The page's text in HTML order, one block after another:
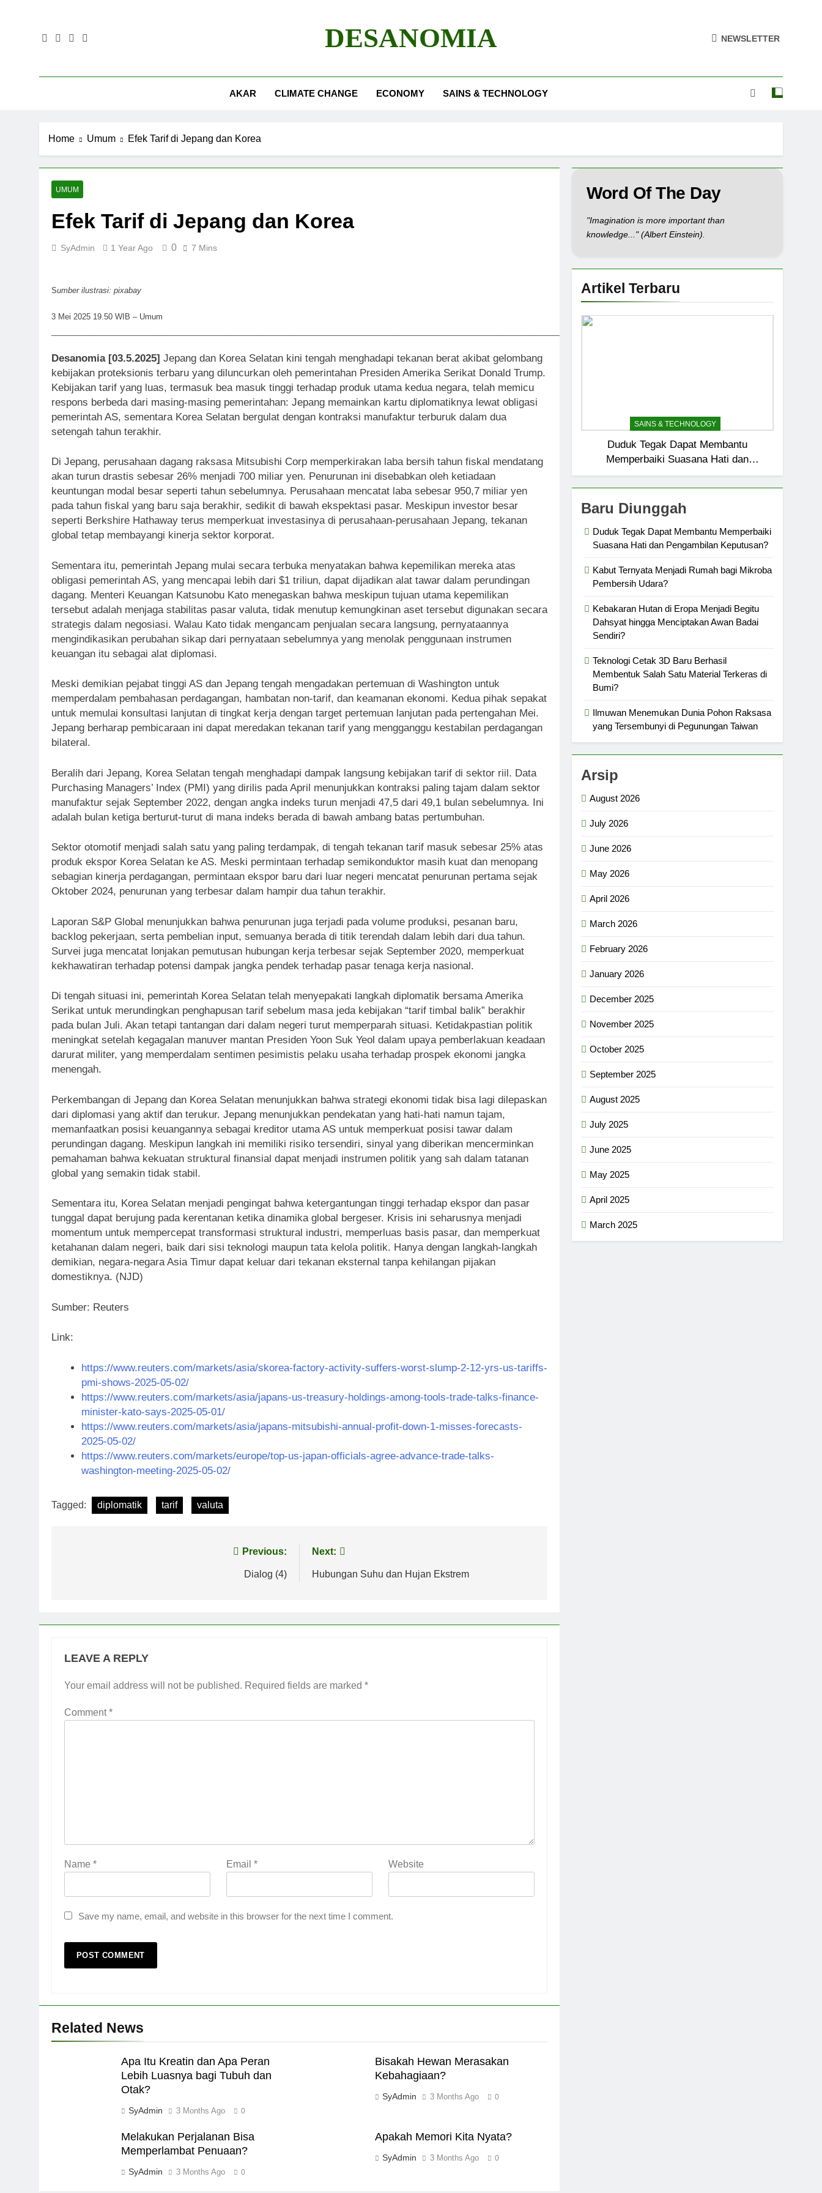
DESANOMIA NEWSLETTER
AKAR CLIMATE CHANGE ECONOMY SAINS & TECHNOLOGY
Home Umum Efek Tarif di Jepang dan Korea
UMUM
Efek Tarif di Jepang dan Korea
SyAdmin 1 Year Ago 0 7 Mins
Sumber ilustrasi: pixabay
3 Mei 2025 19.50 WIB – Umum
Desanomia [03.5.2025] Jepang dan Korea Selatan kini tengah menghadapi tekanan berat akibat gelombang
kebijakan proteksionis terbaru yang diluncurkan oleh pemerintahan Presiden Amerika Serikat Donald Trump.
Kebijakan tarif yang luas, termasuk bea masuk tinggi terhadap produk utama kedua negara, telah memicu
respons berbeda dari masing-masing pemerintahan: Jepang memainkan kartu diplomatiknya lewat obligasi
pemerintah AS, sementara Korea Selatan bergulat dengan kontraksi manufaktur terburuk dalam dua
setengah tahun terakhir.
Di Jepang, perusahaan dagang raksasa Mitsubishi Corp memperkirakan laba bersih tahun fiskal mendatang
akan turun drastis sebesar 26% menjadi 700 miliar yen. Penurunan ini disebabkan oleh ketiadaan
keuntungan modal besar seperti tahun sebelumnya. Perusahaan mencatat laba sebesar 950,7 miliar yen
pada tahun fiskal yang baru saja berakhir, sedikit di bawah ekspektasi pasar. Meskipun investor besar
seperti Berkshire Hathaway terus memperkuat investasinya di perusahaan-perusahaan Jepang, tekanan
global tetap membayangi kinerja sektor korporat.
Sementara itu, pemerintah Jepang mulai secara terbuka menyatakan bahwa kepemilikan mereka atas
obligasi pemerintah AS, yang mencapai lebih dari $1 triliun, dapat dijadikan alat tawar dalam perundingan
dagang. Menteri Keuangan Katsunobu Kato menegaskan bahwa meskipun tujuan utama kepemilikan
tersebut adalah menjaga stabilitas pasar valuta, tidak menutup kemungkinan aset tersebut digunakan secara
strategis dalam negosiasi. Walau Kato tidak mengancam penjualan secara langsung, pernyataannya
mengindikasikan perubahan sikap dari pernyataan sebelumnya yang menolak penggunaan instrumen
keuangan itu sebagai alat diplomasi.
Meski demikian pejabat tinggi AS dan Jepang tengah mengadakan pertemuan di Washington untuk
memperdalam pembahasan perdagangan, hambatan non-tarif, dan keamanan ekonomi. Kedua pihak sepakat
untuk memulai konsultasi lanjutan di tingkat kerja dengan target pertemuan lanjutan pada pertengahan Mei.
Jepang berharap pembicaraan ini dapat meredakan tekanan tarif yang mengganggu kestabilan perdagangan
bilateral.
Beralih dari Jepang, Korea Selatan tengah menghadapi dampak langsung kebijakan tarif di sektor riil. Data
Purchasing Managers’ Index (PMI) yang dirilis pada April menunjukkan kontraksi paling tajam dalam sektor
manufaktur sejak September 2022, dengan angka indeks turun menjadi 47,5 dari 49,1 bulan sebelumnya. Ini
adalah bulan ketiga berturut-turut di mana indeks berada di bawah ambang batas pertumbuhan.
Sektor otomotif menjadi salah satu yang paling terdampak, di tengah tekanan tarif masuk sebesar 25% atas
produk ekspor Korea Selatan ke AS. Meski permintaan terhadap semikonduktor masih kuat dan menopang
sebagian kinerja perdagangan, permintaan ekspor baru dari luar negeri mencatat penurunan pertama sejak
Oktober 2024, penurunan yang terbesar dalam hampir dua tahun terakhir.
Laporan S&P Global menunjukkan bahwa penurunan juga terjadi pada volume produksi, pesanan baru,
backlog pekerjaan, serta pembelian input, semuanya berada di titik terendah dalam lebih dari dua tahun.
Survei juga mencatat lonjakan pemutusan hubungan kerja terbesar sejak September 2020, memperkuat
kekhawatiran terhadap potensi dampak jangka pendek terhadap pasar tenaga kerja nasional.
Di tengah situasi ini, pemerintah Korea Selatan telah menyepakati langkah diplomatik bersama Amerika
Serikat untuk merundingkan penghapusan tarif sebelum masa jeda kebijakan “tarif timbal balik” berakhir
pada bulan Juli. Akan tetapi tantangan dari dalam negeri turut memperparah situasi. Ketidakpastian politik
meningkat setelah kegagalan manuver mantan Presiden Yoon Suk Yeol dalam upaya pemberlakuan keadaan
darurat militer, yang memperdalam sentimen pesimistis pelaku usaha terhadap prospek ekonomi jangka
menengah.
Perkembangan di Jepang dan Korea Selatan menunjukkan bahwa strategi ekonomi tidak bisa lagi dilepaskan
dari diplomasi yang aktif dan terukur. Jepang menunjukkan pendekatan yang hati-hati namun tajam,
memanfaatkan posisi keuangannya sebagai kreditor utama AS untuk memperkuat posisi tawar dalam
perundingan dagang. Meskipun langkah ini memiliki risiko tersendiri, sinyal yang diberikan mencerminkan
pemahaman bahwa kekuatan struktural finansial dapat menjadi instrumen politik yang sah dalam tatanan
global yang semakin tidak stabil.
Sementara itu, Korea Selatan menjadi pengingat bahwa ketergantungan tinggi terhadap ekspor dan pasar
tunggal dapat berujung pada kerentanan ketika dinamika global bergeser. Krisis ini seharusnya menjadi
momentum untuk mempercepat transformasi struktural industri, memperluas basis pasar, dan memperkuat
ketahanan dalam negeri, baik dari sisi teknologi maupun tata kelola politik. Hanya dengan langkah-langkah
demikian, negara-negara Asia Timur dapat keluar dari tekanan eksternal tanpa kehilangan pijakan
domestiknya. (NJD)
Sumber: Reuters
Link:
https://www.reuters.com/markets/asia/skorea-factory-activity-suffers-worst-slump-2-12-yrs-us-tariffs-
pmi-shows-2025-05-02/
https://www.reuters.com/markets/asia/japans-us-treasury-holdings-among-tools-trade-talks-finance-
minister-kato-says-2025-05-01/
https://www.reuters.com/markets/asia/japans-mitsubishi-annual-profit-down-1-misses-forecasts-
2025-05-02/
https://www.reuters.com/markets/europe/top-us-japan-officials-agree-advance-trade-talks-
washington-meeting-2025-05-02/
Tagged: diplomatik tarif valuta
Previous:
Dialog (4)
Next:
Hubungan Suhu dan Hujan Ekstrem
LEAVE A REPLY
Your email address will not be published. Required fields are marked *
Comment*
Name * Email* Website
Save my name, email, and website in this browser for the next time I comment.
Related News
Apa Itu Kreatin dan Apa Peran
Lebih Luasnya bagi Tubuh dan
Otak?
SyAdmin 3 Months Ago 0
Bisakah Hewan Merasakan
Kebahagiaan?
SyAdmin 3 Months Ago 0
Melakukan Perjalanan Bisa
Memperlambat Penuaan?
SyAdmin 3 Months Ago 0
Apakah Memori Kita Nyata?
SyAdmin 3 Months Ago 0
Word Of The Day
"Imagination is more important than
knowledge..." (Albert Einstein).
Artikel Terbaru
SAINS & TECHNOLOGY
Duduk Tegak Dapat Membantu
Memperbaiki Suasana Hati dan
Pengambilan Keputusan?
Baru Diunggah
Duduk Tegak Dapat Membantu Memperbaiki
Suasana Hati dan Pengambilan Keputusan?
Kabut Ternyata Menjadi Rumah bagi Mikroba
Pembersih Udara?
Kebakaran Hutan di Eropa Menjadi Begitu
Dahsyat hingga Menciptakan Awan Badai
Sendiri?
Teknologi Cetak 3D Baru Berhasil
Membentuk Salah Satu Material Terkeras di
Bumi?
Ilmuwan Menemukan Dunia Pohon Raksasa
yang Tersembunyi di Pegunungan Taiwan
Arsip
August 2026
July 2026
June 2026
May 2026
April 2026
March 2026
February 2026
January 2026
December 2025
November 2025
October 2025
September 2025
August 2025
July 2025
June 2025
May 2025
April 2025
March 2025